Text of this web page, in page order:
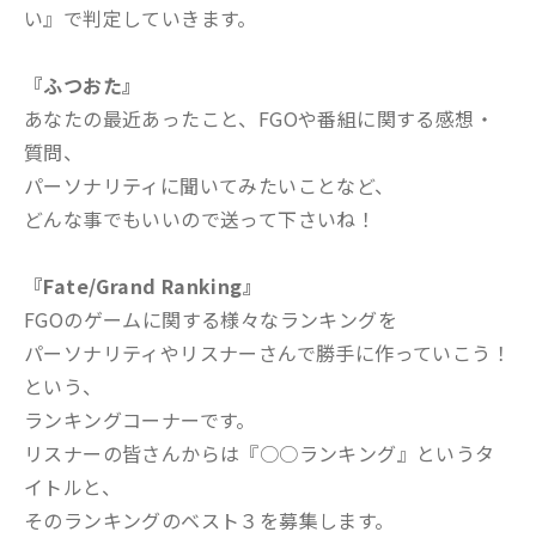
い』で判定していきます。
『ふつおた』
あなたの最近あったこと、FGOや番組に関する感想・
質問、
パーソナリティに聞いてみたいことなど、
どんな事でもいいので送って下さいね！
『Fate/Grand Ranking』
FGOのゲームに関する様々なランキングを
パーソナリティやリスナーさんで勝手に作っていこう！
という、
ランキングコーナーです。
リスナーの皆さんからは『○○ランキング』というタ
イトルと、
そのランキングのベスト３を募集します。